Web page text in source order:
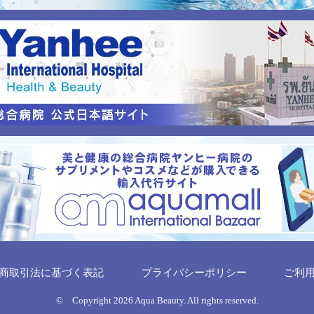
取引法に基づく表記 プライバシーポリシー ご利
© Copyright 2026 Aqua Beauty. All rights reserved.